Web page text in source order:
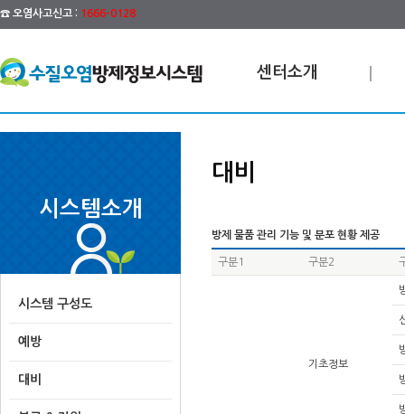
☎ 오염사고신고 : 1666-0128
센터소개
시스템소개
시스템 구성도
예방
대비
대비
방제 물품 관리 기능 및 분포 현황 제공
구분1 구분2
기초정보